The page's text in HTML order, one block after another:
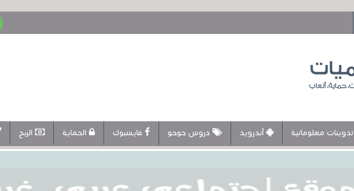
تدوينات معلوماتية أندرويد دروس حوحو فايسبوك الحماية الربح